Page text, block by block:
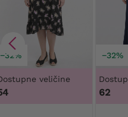
−32%
veličine
−32%
62